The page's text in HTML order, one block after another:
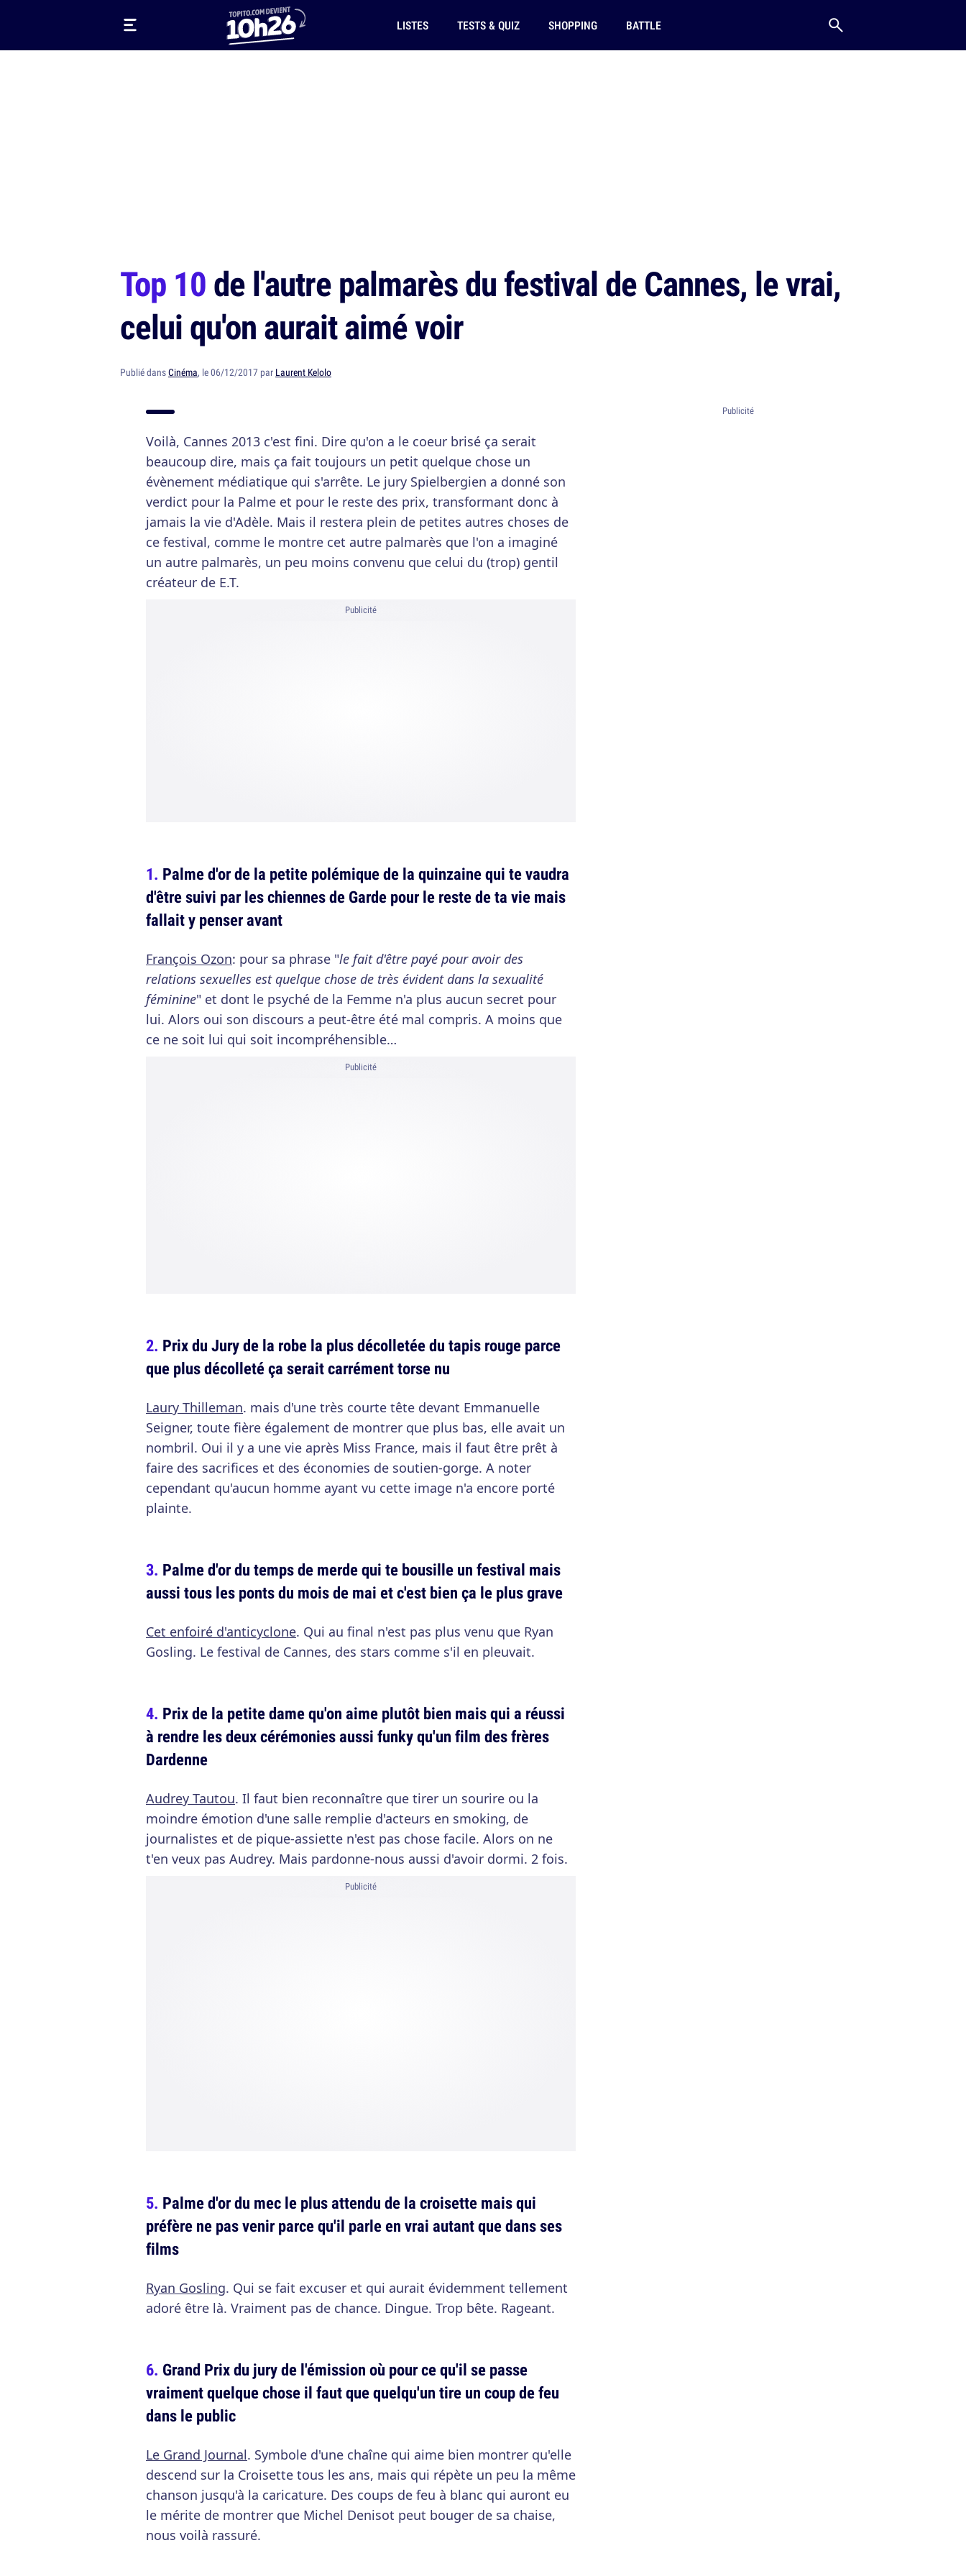
LISTES TESTS & QUIZ SHOPPING BATTLE
Top 10de l'autre palmarès du festival de Cannes, le vrai,
celui qu'on aurait aimé voir
Publié dansCinéma, le 06/12/2017 par Laurent Kelolo
Voilà, Cannes 2013 c'est fini. Dire qu'on a le coeur brisé ça serait
beaucoup dire, mais ça fait toujours un petit quelque chose un
évènement médiatique qui s'arrête. Le jury Spielbergien a donné son
verdict pour la Palme et pour le reste des prix, transformant donc à
jamais la vie d'Adèle. Mais il restera plein de petites autres choses de
ce festival, comme le montre cet autre palmarès que l'on a imaginé
un autre palmarès, un peu moins convenu que celui du (trop) gentil
créateur de E.T.
Publicité
Palme d'or de la petite polémique de la quinzaine qui te vaudra
d'être suivi par les chiennes de Garde pour le reste de ta vie mais
fallait y penser avant
François Ozon: pour sa phrase "le fait d'être payé pour avoir des
relations sexuelles est quelque chose de très évident dans la sexualité
féminine" et dont le psyché de la Femme n'a plus aucun secret pour
lui. Alors oui son discours a peut-être été mal compris. A moins que
ce ne soit lui qui soit incompréhensible…
Publicité
Prix du Jury de la robe la plus décolletée du tapis rouge parce
que plus décolleté ça serait carrément torse nu
Laury Thilleman. mais d'une très courte tête devant Emmanuelle
Seigner, toute fière également de montrer que plus bas, elle avait un
nombril. Oui il y a une vie après Miss France, mais il faut être prêt à
faire des sacrifices et des économies de soutien-gorge. A noter
cependant qu'aucun homme ayant vu cette image n'a encore porté
plainte.
Palme d'or du temps de merde qui te bousille un festival mais
aussi tous les ponts du mois de mai et c'est bien ça le plus grave
Cet enfoiré d'anticyclone. Qui au final n'est pas plus venu que Ryan
Gosling. Le festival de Cannes, des stars comme s'il en pleuvait.
Prix de la petite dame qu'on aime plutôt bien mais qui a réussi
à rendre les deux cérémonies aussi funky qu'un film des frères
Dardenne
Audrey Tautou. Il faut bien reconnaître que tirer un sourire ou la
moindre émotion d'une salle remplie d'acteurs en smoking, de
journalistes et de pique-assiette n'est pas chose facile. Alors on ne
t'en veux pas Audrey. Mais pardonne-nous aussi d'avoir dormi. 2 fois.
Publicité
Palme d'or du mec le plus attendu de la croisette mais qui
préfère ne pas venir parce qu'il parle en vrai autant que dans ses
films
Ryan Gosling. Qui se fait excuser et qui aurait évidemment tellement
adoré être là. Vraiment pas de chance. Dingue. Trop bête. Rageant.
Grand Prix du jury de l'émission où pour ce qu'il se passe
vraiment quelque chose il faut que quelqu'un tire un coup de feu
dans le public
Le Grand Journal. Symbole d'une chaîne qui aime bien montrer qu'elle
descend sur la Croisette tous les ans, mais qui répète un peu la même
chanson jusqu'à la caricature. Des coups de feu à blanc qui auront eu
le mérite de montrer que Michel Denisot peut bouger de sa chaise,
nous voilà rassuré.